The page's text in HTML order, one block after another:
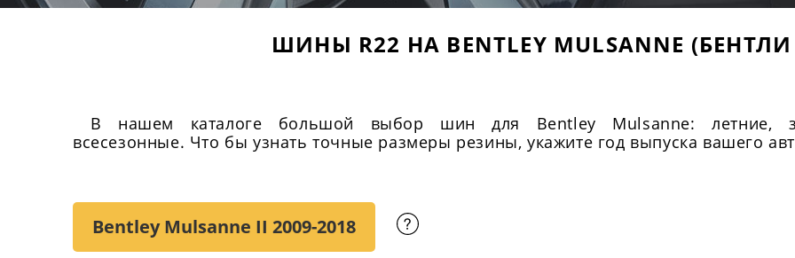
ШИНЫ R22 НА BENTLEY MULSANNE
В нашем каталоге большой выбор шин для Bentley Mulsanne: летние,
всесезонные. Что бы узнать точные размеры резины, укажите год выпуска вашего
Bentley Mulsanne II 2009-2018